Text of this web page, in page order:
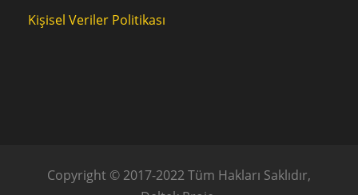
Kişisel Veriler Politikası
Copyright © 2017-2022 Tüm Hakları Saklıdır,